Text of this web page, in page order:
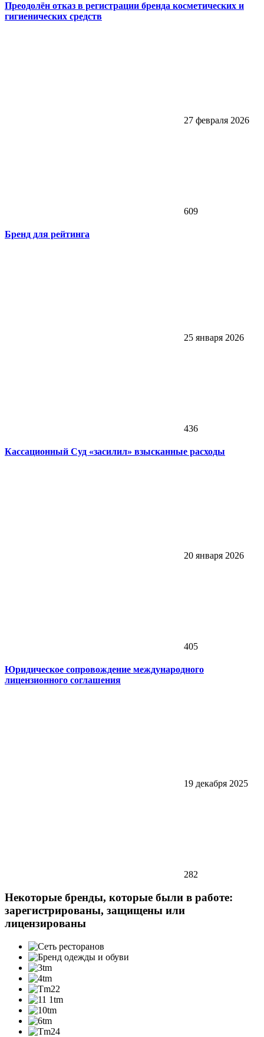
Преодолён отказ в регистрации бренда косметических и
гигиенических средств
27 февраля 2026
609
Бренд для рейтинга
25 января 2026
436
Кассационный Суд «засилил» взысканные расходы
20 января 2026
405
Юридическое сопровождение международного
лицензионного соглашения
19 декабря 2025
282
Некоторые бренды, которые были в работе:
зарегистрированы, защищены или
лицензированы